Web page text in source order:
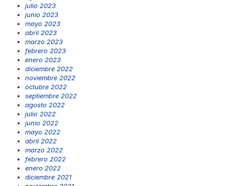
julio 2023
junio 2023
mayo 2023
abril 2023
marzo 2023
febrero 2023
enero 2023
diciembre 2022
noviembre 2022
octubre 2022
septiembre 2022
agosto 2022
julio 2022
junio 2022
mayo 2022
abril 2022
marzo 2022
febrero 2022
enero 2022
diciembre 2021